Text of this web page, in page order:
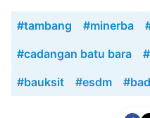
#tambang #minerba
#cadangan batu bara
#bauksit
#esdm